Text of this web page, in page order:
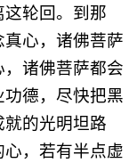
轮回。到那
心，诸佛菩萨
诸佛菩萨都会
德，尽快把黑
的光明坦路
，若有半点虚